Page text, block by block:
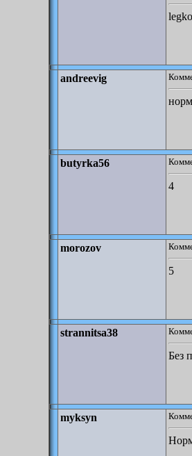
legko
andreevig
butyrka56
4
morozov
5
strannitsa38
Без
myksyn